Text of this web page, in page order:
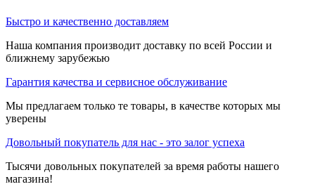
Быстро и качественно доставляем
Наша компания производит доставку по всей России и
ближнему зарубежью
Гарантия качества и сервисное обслуживание
Мы предлагаем только те товары, в качестве которых мы
уверены
Довольный покупатель для нас - это залог успеха
Тысячи довольных покупателей за время работы нашего
магазина!